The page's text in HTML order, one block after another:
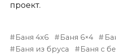
проект.
Баня 4х6 Баня 6×4
Баня из бруса
Баня с